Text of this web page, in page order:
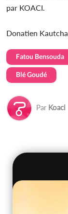
par KOACI.
Donatien
Fatou Bensouda
Blé Goudé
Par Koaci